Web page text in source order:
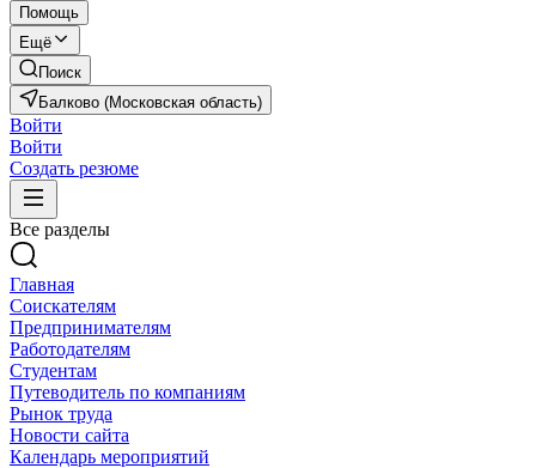
Помощь
Ещё
Поиск
Балково (Московская область)
Войти
Войти
Создать резюме
Все разделы
Главная
Соискателям
Предпринимателям
Работодателям
Студентам
Путеводитель по компаниям
Рынок труда
Новости сайта
Календарь мероприятий